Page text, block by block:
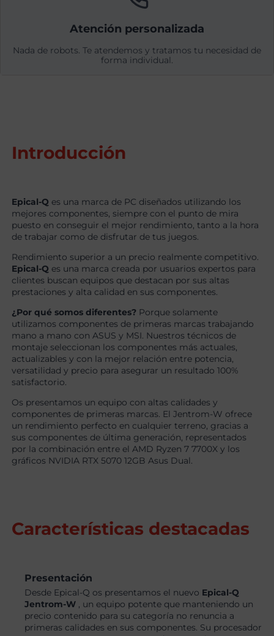
Atención personalizada
Nada de robots. Te atendemos y tratamos tu necesidad de
forma individual.
Introducción
Epical-Q es una marca de PC diseñados utilizando los
mejores componentes, siempre con el punto de mira
puesto en conseguir el mejor rendimiento, tanto a la hora
de trabajar como de disfrutar de tus juegos.
Rendimiento superior a un precio realmente competitivo.
Epical-Q es una marca creada por usuarios expertos para
clientes buscan equipos que destacan por sus altas
prestaciones y alta calidad en sus componentes.
¿Por qué somos diferentes? Porque solamente
utilizamos componentes de primeras marcas trabajando
mano a mano con ASUS y MSI. Nuestros técnicos de
montaje seleccionan los componentes más actuales,
actualizables y con la mejor relación entre potencia,
versatilidad y precio para asegurar un resultado 100%
satisfactorio.
Os presentamos un equipo con altas calidades y
componentes de primeras marcas. El Jentrom-W ofrece
un rendimiento perfecto en cualquier terreno, gracias a
sus componentes de última generación, representados
por la combinación entre el AMD Ryzen 7 7700X y los
gráficos NVIDIA RTX 5070 12GB Asus Dual.
Características destacadas
Presentación
Desde Epical-Q os presentamos el nuevo Epical-Q
Jentrom-W , un equipo potente que manteniendo un
precio contenido para su categoría no renuncia a
primeras calidades en sus componentes. Su procesador